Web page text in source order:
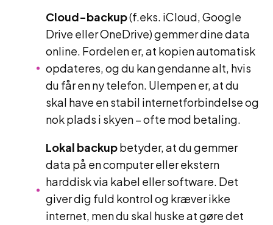
Cloud-backup(f.eks. iCloud, Google
Drive eller OneDrive) gemmer dine data
online. Fordelen er, at kopien automatisk
opdateres, og du kan gendanne alt, hvis
du får en ny telefon. Ulempen er, at du
skal have en stabil internetforbindelse og
nok plads i skyen – ofte mod betaling.
Lokal backupbetyder, at du gemmer
data på en computer eller ekstern
harddisk via kabel eller software. Det
giver dig fuld kontrol og kræver ikke
internet, men du skal huske at gøre det